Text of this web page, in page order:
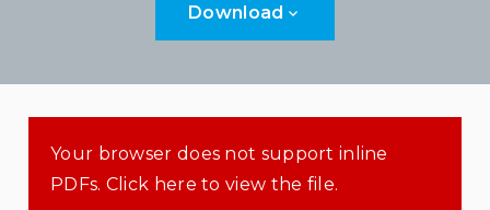
Download
Your browser does not support inline
PDFs. Click here to view the file.